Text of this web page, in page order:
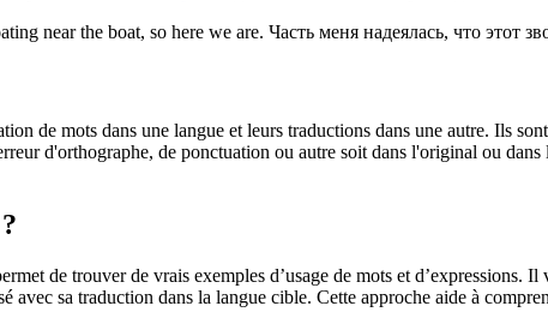
near the boat, so here we are. Часть меня надеялась, что этот
de mots dans une langue et leurs traductions dans une autre. Ils
d'orthographe, de ponctuation ou autre soit dans l'original ou
de trouver de vrais exemples d’usage de mots et d’expressions.
sa traduction dans la langue cible. Cette approche aide à